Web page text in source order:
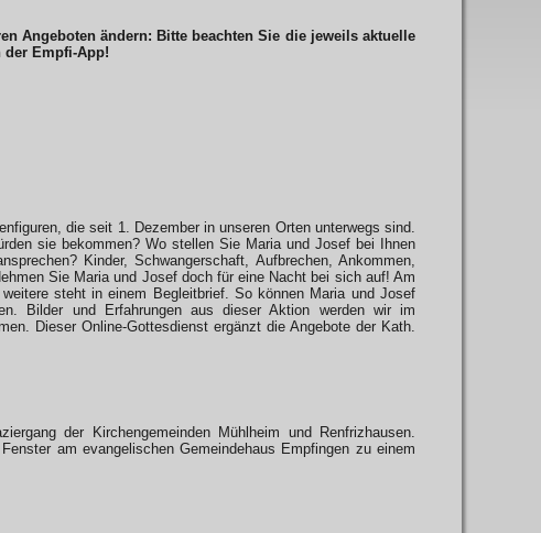
Angeboten ändern: Bitte beachten Sie die jeweils aktuelle
der Empfi-App!
die seit 1. Dezember in unseren Orten unterwegs sind.
sie bekommen? Wo stellen Sie Maria und Josef bei Ihnen
Kinder, Schwangerschaft, Aufbrechen, Ankommen,
Sie Maria und Josef doch für eine Nacht bei sich auf! Am
steht in einem Begleitbrief. So können Maria und Josef
Bilder und Erfahrungen aus dieser Aktion werden wir im
Dieser Online-Gottesdienst ergänzt die Angebote der Kath.
der Kirchengemeinden Mühlheim und Renfrizhausen.
am evangelischen Gemeindehaus Empfingen zu einem